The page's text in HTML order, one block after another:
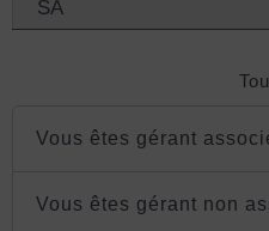
SA
Vous êtes gérant
Vous êtes gérant non